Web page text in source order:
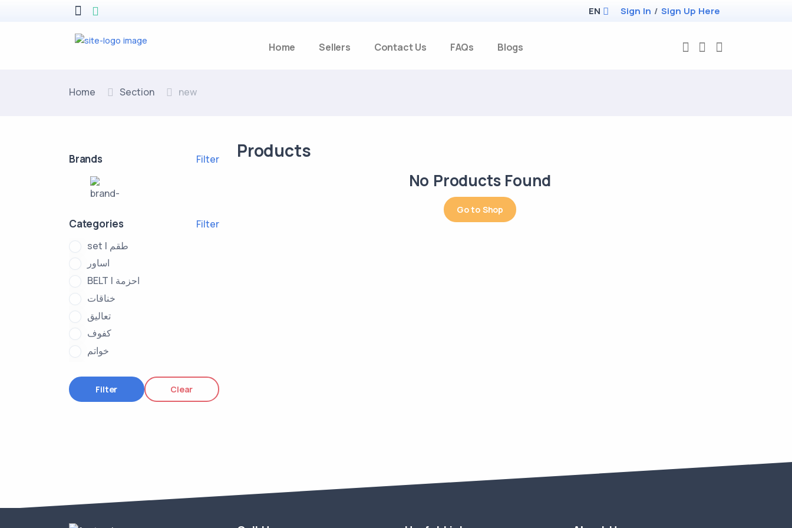
EN Sign In / Sign Up Here
Home Sellers Contact Us FAQs Blogs
Home Section new
Products
No Products Found
Go to Shop
Brands Filter
Categories
Filter
set I طقم
اساور
BELT | احزمة
خناقات
تعاليق
كفوف
خواتم
سبائك
سبائك فضة
braselets
Filter Clear